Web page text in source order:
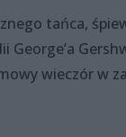
tańca,
George’a
wieczór w